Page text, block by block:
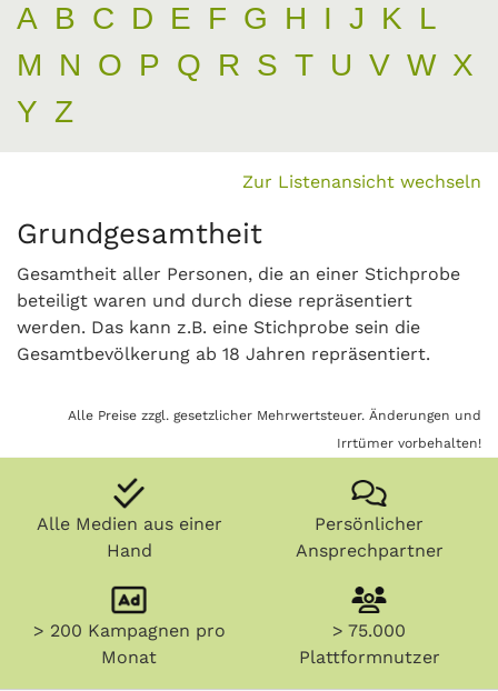
A B C D E F G H I J K L
M
N O P Q R S T U V W X
Y Z
Zur Listenansicht wechseln
Grundgesamtheit
Gesamtheit aller Personen, die an einer Stichprobe
beteiligt waren und durch diese repräsentiert
werden. Das kann z.B. eine Stichprobe sein die
Gesamtbevölkerung ab 18 Jahren repräsentiert.
Alle Preise zzgl. gesetzlicher Mehrwertsteuer. Änderungen und
Irrtümer vorbehalten!
Alle Medien aus einer
Hand
Persönlicher
Ansprechpartner
> 200 Kampagnen pro
Monat
> 75.000
Plattformnutzer